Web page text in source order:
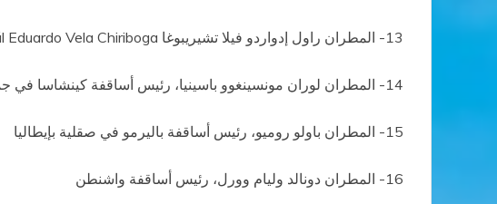
13- المطران راول إدواردو فيلا تشيريبوغا Raúl Eduardo Vela Chiriboga,، رئيس أساقفة كيتو السابق في الإكوادور
14- المطران لوران مونسينغوو باسينيا، رئيس أساقفة كينشاسا في جمهورية كونغو الديمقراطية
15- المطران باولو روميو، رئيس أساقفة باليرمو في صقلية بإيطاليا
16- المطران دونالد وليام وورل، رئيس أساقفة واشنطن